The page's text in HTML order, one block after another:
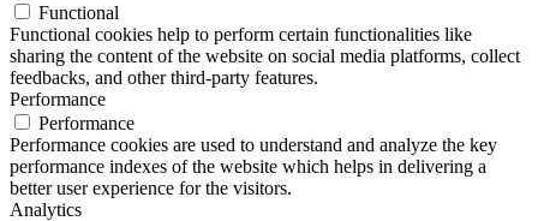
Functional
Functional cookies help to perform certain functionalities like
sharing the content of the website on social media platforms, collect
feedbacks, and other third-party features.
Performance
Performance
Performance cookies are used to understand and analyze the key
performance indexes of the website which helps in delivering a
better user experience for the visitors.
Analytics